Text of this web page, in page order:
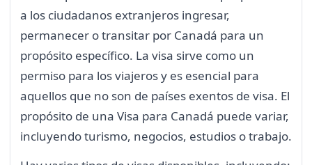
a los ciudadanos extranjeros ingresar,
permanecer o transitar por Canadá para un
propósito específico. La visa sirve como un
permiso para los viajeros y es esencial para
aquellos que no son de países exentos de visa. El
propósito de una Visa para Canadá puede variar,
incluyendo turismo, negocios, estudios o trabajo.